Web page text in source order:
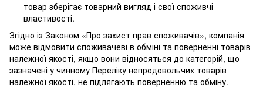
товар зберігає товарний вигляд і свої споживчі
властивості.
Згідно із Законом «Про захист прав споживачів», компанія
може відмовити споживачеві в обміні та поверненні товарів
належної якості, якщо вони відносяться до категорій, що
зазначені у чинному Переліку непродовольчих товарів
належної якості, не підлягають поверненню та обміну.